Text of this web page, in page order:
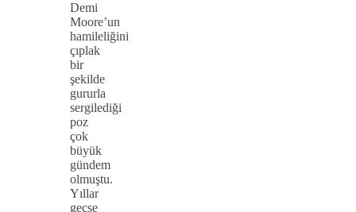
Demi
Moore’un
hamileliğini
çıplak
bir
şekilde
gururla
sergilediği
poz
çok
büyük
gündem
olmuştu.
Yıllar
geçse